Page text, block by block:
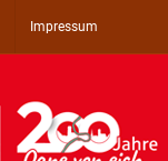
Impressum